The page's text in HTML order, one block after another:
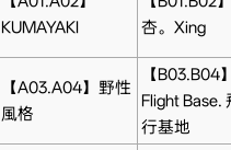
KUMAYAKI
杏。Xing
【A03.A04】野性
風格
【B03.B04
Flight Base.
行基地